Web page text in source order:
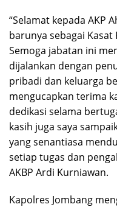
“Selamat kepada AKP
barunya sebagai Kasat
Semoga jabatan ini
dijalankan dengan
pribadi dan keluarga
mengucapkan terima
dedikasi selama
kasih juga saya
yang senantiasa
setiap tugas dan
AKBP Ardi Kurniawan.
Kapolres Jombang